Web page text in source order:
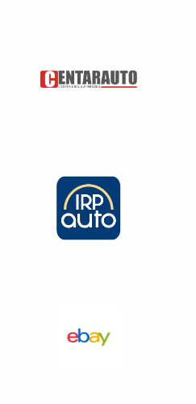
Téléchargez le protocole des
(documents complémentaires)